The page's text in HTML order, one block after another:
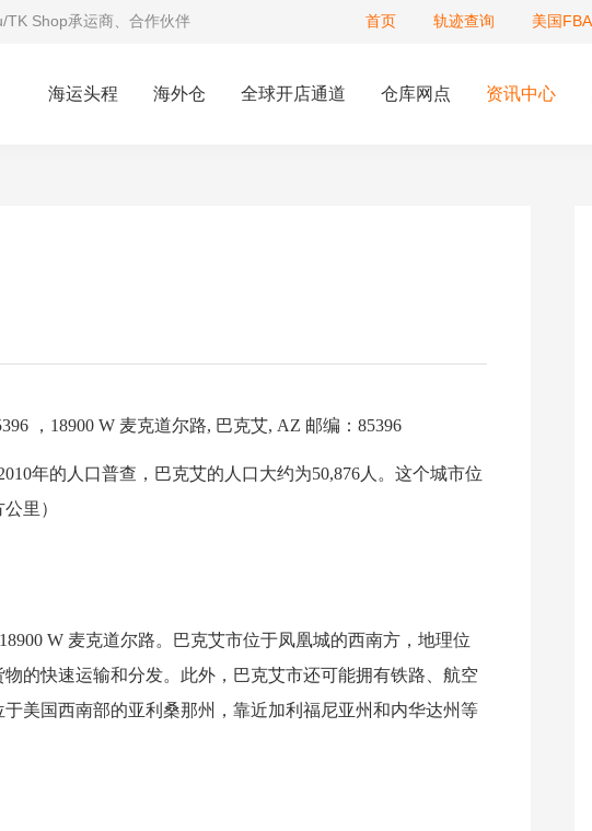
Shop承运商、合作伙伴 首页 轨迹查询 美国
海运头程 海外仓 全球开店通道 仓库网点 资讯中心
，18900 W 麦克道尔路, 巴克艾, AZ 邮编：85396
年的人口普查，巴克艾的人口大约为50,876人。这个城市位
里）
W 麦克道尔路。巴克艾市位于凤凰城的西南方，地理位
的快速运输和分发。此外，巴克艾市还可能拥有铁路、航空
美国西南部的亚利桑那州，靠近加利福尼亚州和内华达州等